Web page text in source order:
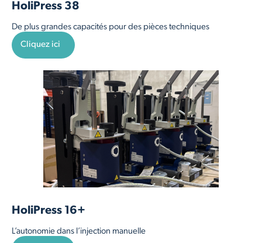
HoliPress 38
De plus grandes capacités pour des pièces techniques
Cliquez ici
HoliPress 16+
L’autonomie dans l’injection manuelle